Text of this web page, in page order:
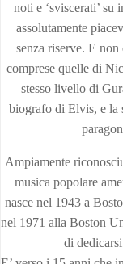
noti e ‘sviscerati’ su
assolutamente
senza riserve. E
comprese quelle di
stesso livello di
biografo di Elvis, e la
Ampiamente
musica popolare
nasce nel 1943 a
nel 1971 alla Boston
di